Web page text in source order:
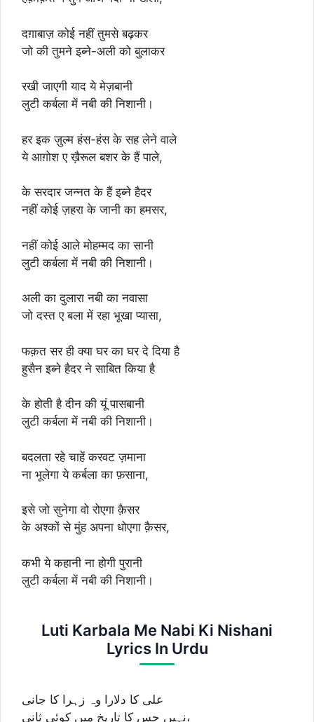
दग़ाबाज़ कोई नहीं तुमसे बढ़कर
जो की तुमने इब्ने-अली को बुलाकर
रखी जाएगी याद ये मेज़बानी
लुटी कर्बला में नबी की निशानी।
हर इक ज़ुल्म हंस-हंस के सह लेने वाले
ये आग़ोश ए ख़ैरूल बशर के हैं पाले,
के सरदार जन्नत के हैं इब्ने हैदर
नहीं कोई ज़हरा के जानी का हमसर,
नहीं कोई आले मोहम्मद का सानी
लुटी कर्बला में नबी की निशानी।
अली का दुलारा नबी का नवासा
जो दस्त ए बला में रहा भूखा प्यासा,
फक़त सर ही क्या घर का घर दे दिया है
हुसैन इब्ने हैदर ने साबित किया है
के होती है दीन की यूं पासबानी
लुटी कर्बला में नबी की निशानी।
बदलता रहे चाहें करवट ज़माना
ना भूलेगा ये कर्बला का फ़साना,
इसे जो सुनेगा वो रोएगा क़ैसर
के अश्कों से मुंह अपना धोएगा क़ैसर,
कभी ये कहानी ना होगी पुरानी
लुटी कर्बला में नबी की निशानी।
Luti Karbala Me Nabi Ki Nishani
Lyrics In Urdu
علی کا دلارا وہ زہرا کا جانی
نہیں جس کا تاریخ میں کوئی ثانی،